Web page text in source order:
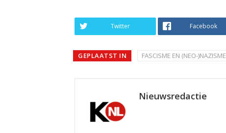
Twitter Facebook
GEPLAATST IN FASCISME EN (NEO-)NAZISME
Nieuwsredactie